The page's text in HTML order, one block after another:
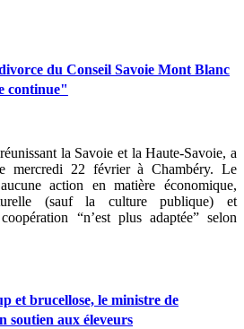
du Conseil Savoie Mont Blanc
continue"
la Savoie et la Haute-Savoie, a
mercredi 22 février à Chambéry. Le
action en matière économique,
(sauf la culture publique) et
“n’est plus adaptée” selon
et brucellose, le ministre de
soutien aux éleveurs